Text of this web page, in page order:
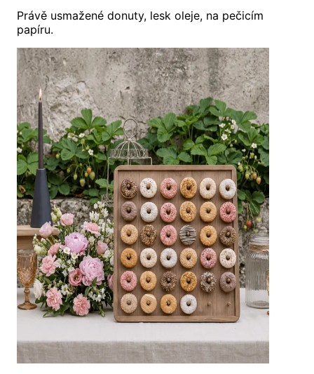
Právě usmažené donuty, lesk oleje, na pečicím
papíru.